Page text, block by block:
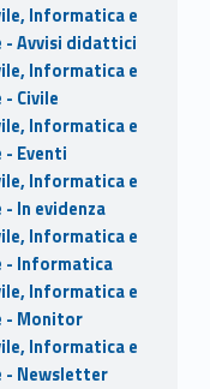
Informatica e
- Avvisi didattici
Informatica e
Civile
Informatica e
- Eventi
Informatica e
In evidenza
Informatica e
- Informatica
Informatica e
- Monitor
Informatica e
- Newsletter